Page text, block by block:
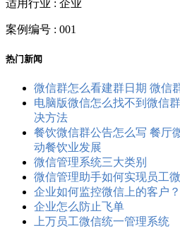
适用行业 : 企业
案例编号 : 001
热门新闻
微信群怎么看建群日期 微信
电脑版微信怎么找不到微信
决方法
餐饮微信群公告怎么写 餐厅
动餐饮业发展
微信管理系统三大类别
微信管理助手如何实现员工
企业如何监控微信上的客户？
企业怎么防止飞单
上万员工微信统一管理系统